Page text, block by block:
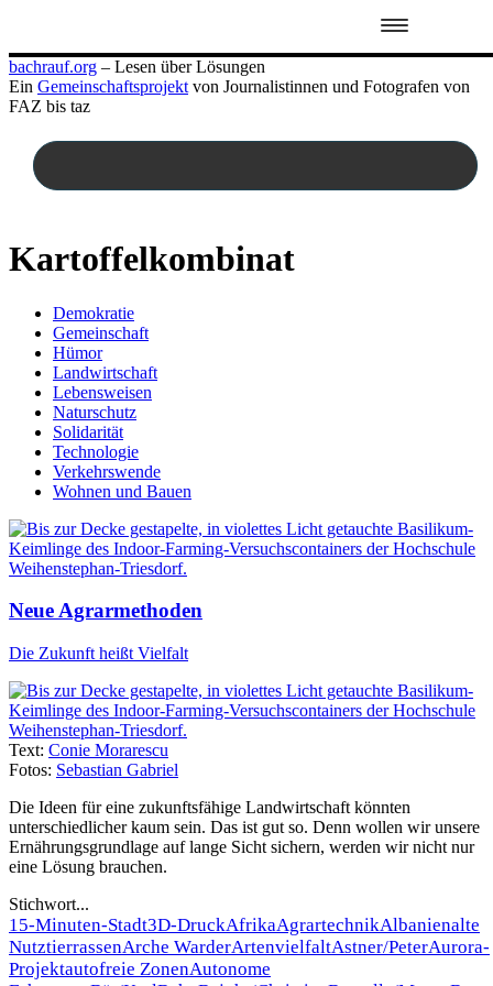
Zum
Inhalt
springen
bachrauf.org – Lesen über Lösungen
Ein Gemeinschaftsprojekt von Journalistinnen und Fotografen von
FAZ bis taz
Kartoffelkombinat
Demokratie
Gemeinschaft
Hümor
Landwirtschaft
Lebensweisen
Naturschutz
Solidarität
Technologie
Verkehrswende
Wohnen und Bauen
Neue Agrarmethoden
Die Zukunft heißt Vielfalt
Text: Conie Morarescu
Fotos: Sebastian Gabriel
Die Ideen für eine zukunftsfähige Landwirtschaft könnten
unterschiedlicher kaum sein. Das ist gut so. Denn wollen wir unsere
Ernährungsgrundlage auf lange Sicht sichern, werden wir nicht nur
eine Lösung brauchen.
Stichwort...
15-Minuten-Stadt3D-DruckAfrikaAgrartechnikAlbanienalte
NutztierrassenArche WarderArtenvielfaltAstner/PeterAurora-
Projektautofreie ZonenAutonome